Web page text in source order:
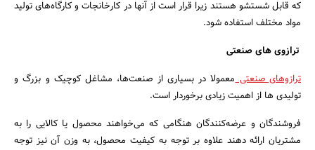
که قابل شستشو هستند زیرا قرار است از آنها در کارخانجات و کارگاه‌های تولید
مواد مختلف استفاده شود.
ترازوی های صنعتی
ترازوهای صنعتیمعمولا در بسیاری از صنعت‌ها، مشاغل کوچیک و بزرگ و
تولیدی ها از اهمیت زیادی برخوردار است.
فروشندگان و عرضه‌کنندگان هنگامی که می‌خواهند محصول یا کالایی را به
مشتریان ارائه دهند علاوه بر توجه به کیفیت محصول، به وزن آن نیز توجه